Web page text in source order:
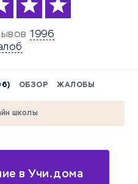
1996
ОБЗОР ЖАЛОБЫ
школы
в Учи.дома